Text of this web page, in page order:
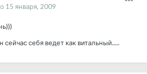
15 января, 2009
сейчас себя ведет как витальный.....